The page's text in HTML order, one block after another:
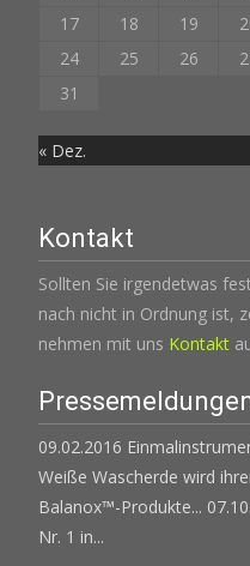
17
18 19
24
25 26
31
« Dez.
Kontakt
Sollten Sie irgendetwas
nach nicht in Ordnung ist,
nehmen mit uns Kontakt
09.02.2016
Weiße Wascherde wird
Balanox™-Produkte...
Nr. 1 in...